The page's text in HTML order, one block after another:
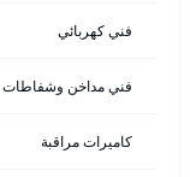
فني كهربائي
فني مداخن وشفاطات
كاميرات مراقبة